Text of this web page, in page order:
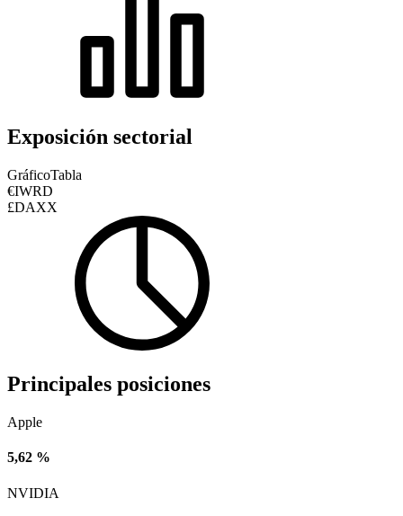
Exposición sectorial
GráficoTabla
€IWRD
£DAXX
Principales posiciones
Apple
5,62 %
NVIDIA